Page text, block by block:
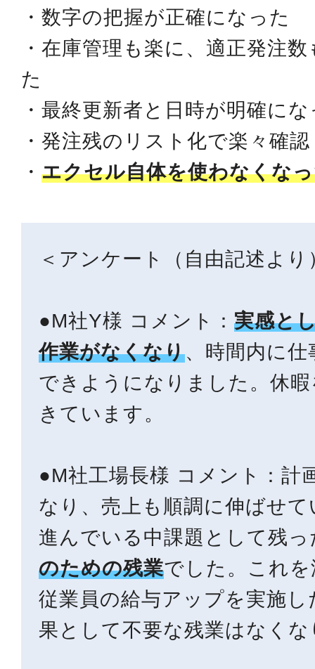
・数字の把握が正確になった
・在庫管理も楽に、適正発注
た
・最終更新者と日時が明確に
・発注残のリスト化で楽々確認
・ エクセル自体を使わなくな
＜アンケート（自由記述より
●M社Y様 コメント： 実感と
作業がなくなり、時間内に
できようになりました。休
きています。
●M社工場長様 コメント：計
なり、売上も順調に伸ばせ
進んでいる中課題として残
のための残業でした。これ
従業員の給与アップを実施
果として不要な残業はなく